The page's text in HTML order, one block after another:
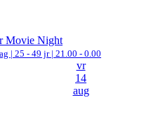
Movie Night
| 25 - 49 jr | 21.00 - 0.00
vr
14
aug